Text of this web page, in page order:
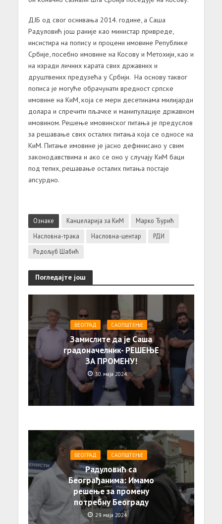
ДЈБ од свог оснивања 2014. године, а Саша
Радуловић још раније као министар привреде,
инсистира на попису и процени имовине Републике
Србије, посебно имовине на Косову и Метохији, као и
на изради личних карата свих државних и
друштвених предузећа у Србији. На основу таквог
пописа је могуће обрачунати вредност српске
имовине на КиМ, која се мери десетинама милијарди
долара и спречити пљачке и манипулације државном
имовином. Решење имовинског питања је предуслов
за решавање свих осталих питања која се односе на
КиМ. Питање имовине је јасно дефинисано у свим
законодавствима и ако се оно у случају КиМ баци
под тепих, решавање осталих питања постаје
апсурдно.
Ознаке Канцеларија за КиМ
Марко Ђурић
Насловна-трака
Насловна-центар
РДИ
Родољуб Шабић
Погледајте још
БЕОГРАД САОПШТЕЊE
Замислите да је Саша
градоначелник- РЕШЕЊЕ
ЗА ПРОМЕНУ!
30. маја 2024.
БЕОГРАД САОПШТЕЊE
Радуловић са
Београђанима: Имамо
решење за промену
потребну Београду
29. маја 2024.